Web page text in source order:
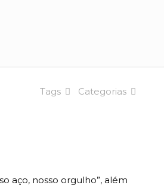
Categorias
Tags
aço, nosso orgulho”, além